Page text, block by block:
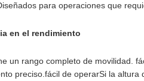
para operaciones que
en el rendimiento
un rango completo de movilidad.
preciso.fácil de operarSi la